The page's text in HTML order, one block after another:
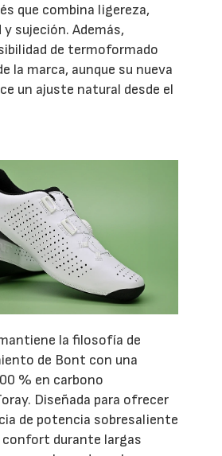
que combina ligereza,
sujeción. Además,
de termoformado
la marca, aunque su nueva
un ajuste natural desde el
la filosofía de
de Bont con una
% en carbono
Diseñada para ofrecer
de potencia sobresaliente
confort durante largas